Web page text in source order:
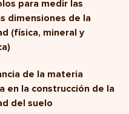
para medir las
dimensiones de la
(física, mineral y
de la materia
en la construcción de la
del suelo